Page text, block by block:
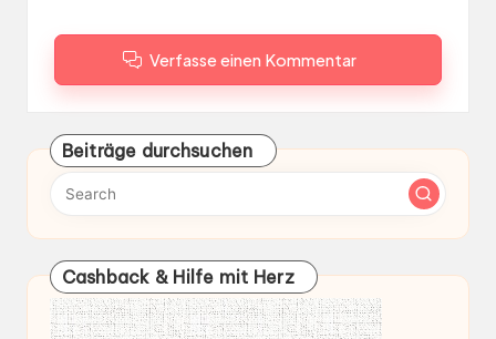
Verfasse einen Kommentar
Beiträge durchsuchen
Cashback & Hilfe mit Herz